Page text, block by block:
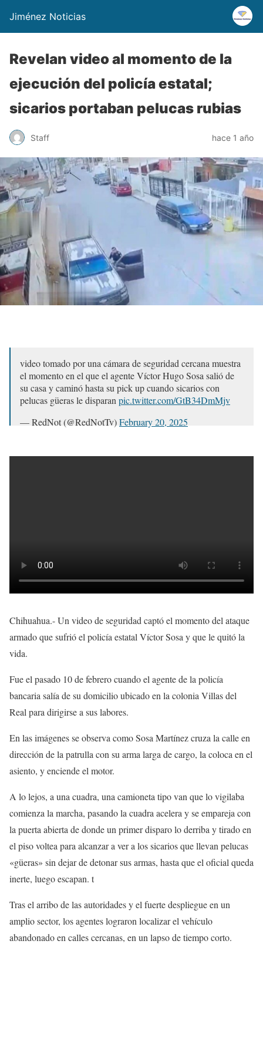
Jiménez Noticias
Revelan video al momento de la
ejecución del policía estatal;
sicarios portaban pelucas rubias
Staff hace 1 año
video tomado por una cámara de seguridad cercana muestra
el momento en el que el agente Víctor Hugo Sosa salió de
su casa y caminó hasta su pick up cuando sicarios con
pelucas güeras le disparan pic.twitter.com/GtB34DmMjv
— RedNot (@RedNotTv)February 20, 2025
Chihuahua.- Un video de seguridad captó el momento del ataque
armado que sufrió el policía estatal Víctor Sosa y que le quitó la
vida.
Fue el pasado 10 de febrero cuando el agente de la policía
bancaria salía de su domicilio ubicado en la colonia Villas del
Real para dirigirse a sus labores.
En las imágenes se observa como Sosa Martínez cruza la calle en
dirección de la patrulla con su arma larga de cargo, la coloca en el
asiento, y enciende el motor.
A lo lejos, a una cuadra, una camioneta tipo van que lo vigilaba
comienza la marcha, pasando la cuadra acelera y se empareja con
la puerta abierta de donde un primer disparo lo derriba y tirado en
el piso voltea para alcanzar a ver a los sicarios que llevan pelucas
«güeras» sin dejar de detonar sus armas, hasta que el oficial queda
inerte, luego escapan. t
Tras el arribo de las autoridades y el fuerte despliegue en un
amplio sector, los agentes lograron localizar el vehículo
abandonado en calles cercanas, en un lapso de tiempo corto.